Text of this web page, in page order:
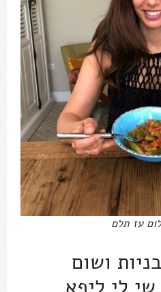
עז תלם
ושום